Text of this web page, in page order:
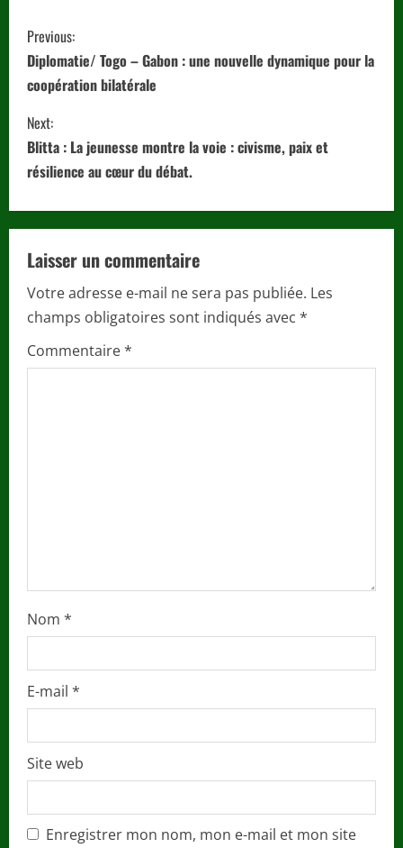
C
o
n
t
i
n
u
e
R
e
Previous:
Diplomatie/ Togo – Gabon : une nouvelle dynamique pour la
coopération bilatérale
Next:
Blitta : La jeunesse montre la voie : civisme, paix et
résilience au cœur du débat.
Laisser un commentaire
Votre adresse e-mail ne sera pas publiée. Les
champs obligatoires sont indiqués avec *
Commentaire*
Nom *
E-mail *
Site web
Enregistrer mon nom, mon e-mail et mon site